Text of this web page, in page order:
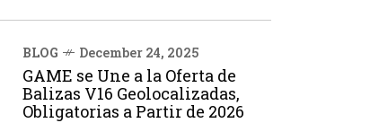
BLOG December 24, 2025
GAME se Une a la Oferta de
Balizas V16 Geolocalizadas,
Obligatorias a Partir de 2026